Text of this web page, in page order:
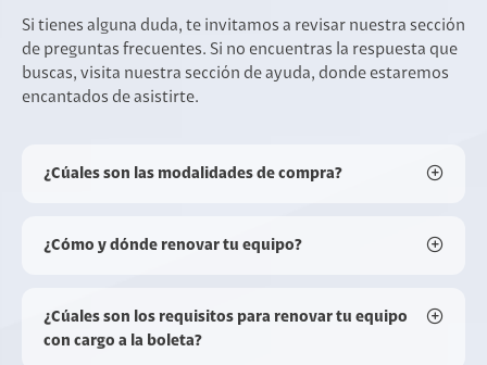
Si tienes alguna duda, te invitamos a revisar nuestra sección
de preguntas frecuentes. Si no encuentras la respuesta que
buscas, visita nuestra sección de ayuda, donde estaremos
encantados de asistirte.
¿Cúales son las modalidades de compra?
¿Cómo y dónde renovar tu equipo?
¿Cúales son los requisitos para renovar tu equipo
con cargo a la boleta?